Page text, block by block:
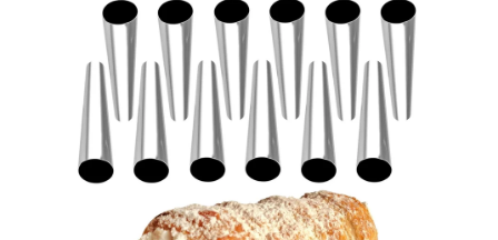
hvězdiček.